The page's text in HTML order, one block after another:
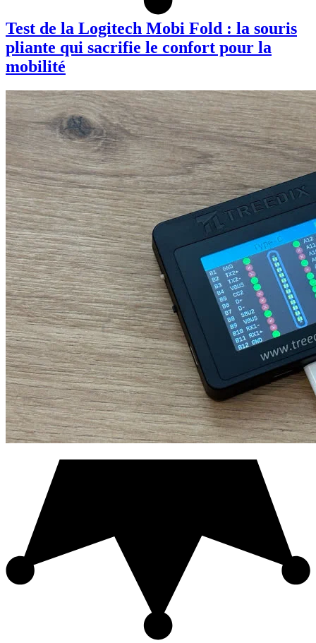
Test de la Logitech Mobi Fold : la souris
pliante qui sacrifie le confort pour la
mobilité